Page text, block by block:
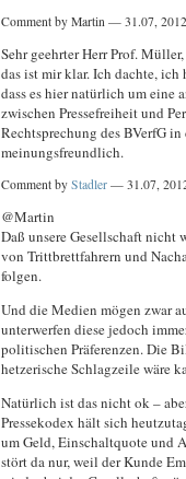
Comment by Martin — 31.07,
Sehr geehrter Herr Prof. Müller,
das ist mir klar. Ich dachte,
dass es hier natürlich um eine
zwischen Pressefreiheit und
Rechtsprechung des BVerfG in
meinungsfreundlich.
Comment by Stadler — 31.07,
@Martin
Daß unsere Gesellschaft
von Trittbrettfahrern und
folgen.
Und die Medien mögen zwar
unterwerfen diese jedoch
politischen Präferenzen. Die
hetzerische Schlagzeile wäre
Natürlich ist das nicht ok –
Pressekodex hält sich
um Geld, Einschaltquote und
stört da nur, weil der Kunde